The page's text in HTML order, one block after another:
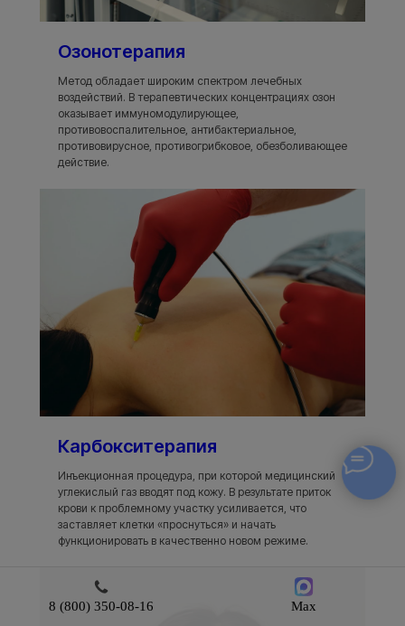
Озонотерапия
Метод обладает широким спектром лечебных
воздействий. В терапевтических концентрациях озон
оказывает иммуномодулирующее,
противовоспалительное, антибактериальное,
противовирусное, противогрибковое, обезболивающее
действие.
Карбокситерапия
Инъекционная процедура, при которой медицинский
углекислый газ вводят под кожу. В результате приток
крови к проблемному участку усиливается, что
заставляет клетки «проснуться» и начать
функционировать в качественно новом режиме.
8 (800) 350-08-16 Max